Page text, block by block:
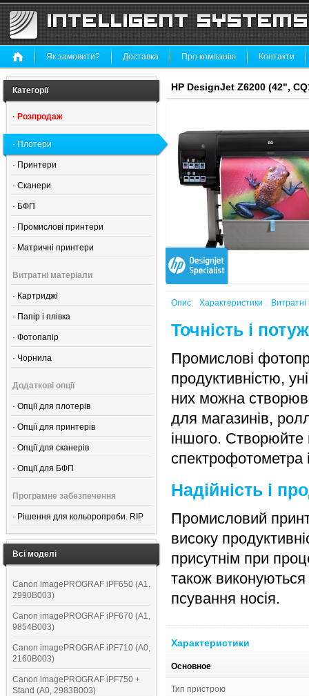
Як замовити? Доставка Про компанію Контакти
Категорії
· Розпродаж
· Плотери
· Принтери
· Сканери
· БФП
· Промислові принтери
· Матричні принтери
Витратні матеріали
· Картриджі
· Папір і плівка
· Фотопапір
· Чорнила
Додаткові опції
· Опції для плотерів
· Опції для принтерів
· Опції для сканерів
· Опції для БФП
Програмне забезпечення
· Рішення для кольоропроби. RIP
Всі моделі
Canon imagePROGRAF iPF650 (A1,
2990B003)
Canon imagePROGRAF iPF670 (A1,
9854B003)
Canon imagePROGRAF iPF710 (A0,
2160B003)
Canon imagePROGRAF iPF750 +
Stand (A0, 2983B003)
HP DesignJet Z6200 (42",
Опис Характеристики
Точність і
Промислові
продуктивністю,
них можна
для магазинів,
іншого. Створюйте
спектрофотометра
Надійність і
Промисловий
високу
присутнім при
також
псування носія.
Характеристики
Основное
Тип пристрою